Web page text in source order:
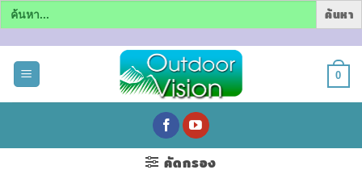
Search
for:
0
คัดกรอง